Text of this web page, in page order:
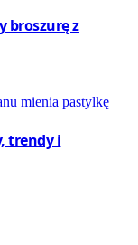
broszurę z
trendy i